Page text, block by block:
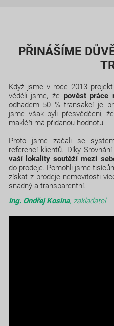
PŘINÁŠÍME
Když jsme v roce 2013
věděli jsme, že pověst práce
odhadem 50 % transakcí je
jsme však byli přesvědčeni,
makléřimá přidanou hodnotu.
Proto jsme začali se
referencí klientů . Díky
vaší lokality soutěží mezi
do prodeje. Pomohli jsme
získat z prodeje nemovitosti
snadný a transparentní.
Ing. Ondřej Kosina, zakladatel